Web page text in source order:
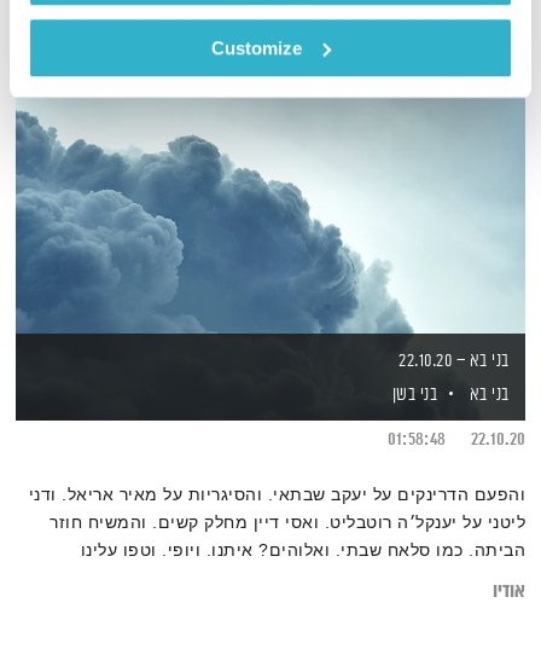
Customize
בני בא – 22.10.20
בני בא
בני בשן
22.10.20
01:58:48
והפעם הדרינקים על יעקב שבתאי. והסיגריות על מאיר אריאל. ודני
ליטני על יענקל׳ה רוטבליט. ואסי דיין מחלק קשים. והמשיח חוזר
הביתה. כמו סלאח שבתי. ואלוהים? איתנו. ויופי. וטפו עלינו
אודיו